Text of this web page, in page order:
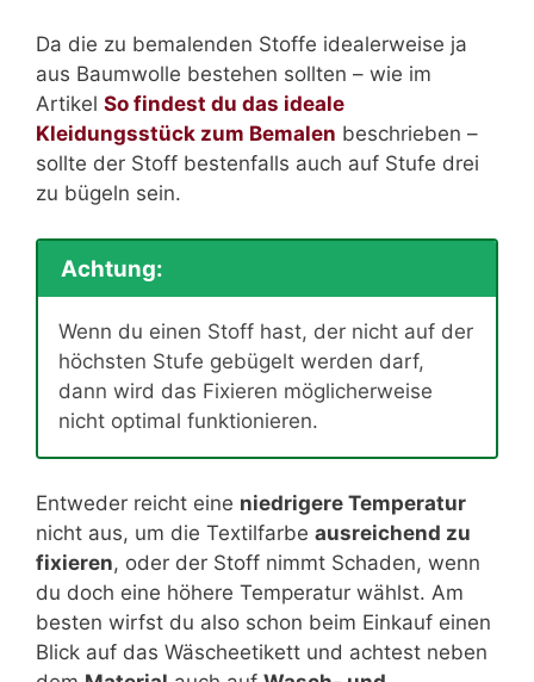
Da die zu bemalenden Stoffe idealerweise ja
aus Baumwolle bestehen sollten – wie im
Artikel So findest du das ideale
Kleidungsstück zum Bemalen beschrieben –
sollte der Stoff bestenfalls auch auf Stufe drei
zu bügeln sein.
Achtung:
Wenn du einen Stoff hast, der nicht auf der
höchsten Stufe gebügelt werden darf,
dann wird das Fixieren möglicherweise
nicht optimal funktionieren.
Entweder reicht eine niedrigere Temperatur
nicht aus, um die Textilfarbe ausreichend zu
fixieren, oder der Stoff nimmt Schaden, wenn
du doch eine höhere Temperatur wählst. Am
besten wirfst du also schon beim Einkauf einen
Blick auf das Wäscheetikett und achtest neben